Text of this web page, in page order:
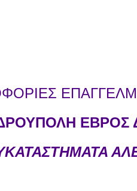
ΕΒΡΟΣ